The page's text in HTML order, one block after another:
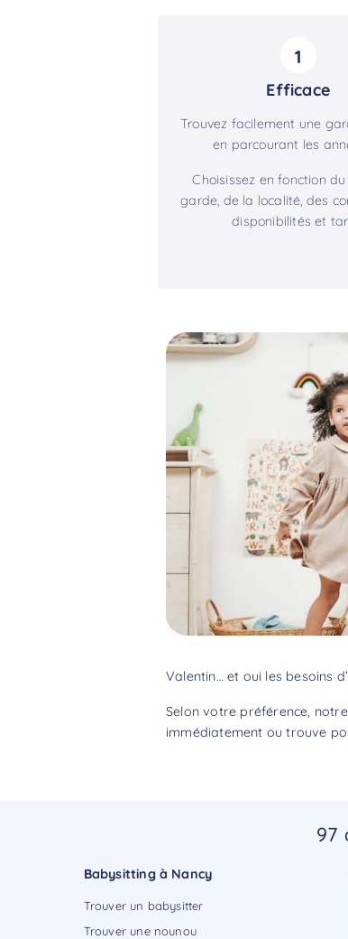
1
Efficace
Trouvez facilement une
en parcourant les
Choisissez en fonction
garde, de la localité, des
disponibilités et
Valentin… et oui les besoins
Selon votre préférence,
immédiatement ou trouve
97
Babysitting à Nancy
Trouver un babysitter
Trouver une nounou